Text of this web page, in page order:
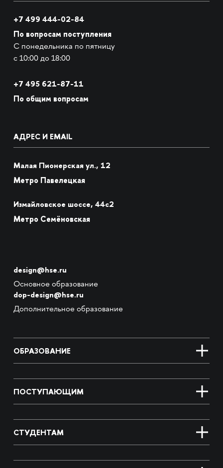
+7 499 444-02-84
По вопросам поступления
С понедельника по пятницу
с 10:00 до 18:00
+7 495 621-87-11
По общим вопросам
АДРЕС И EMAIL
Малая Пионерская ул., 12
Метро Павелецкая
Измайловское шоссе, 44с2
Метро Семёновская
design@hse.ru
Основное образование
dop-design@hse.ru
Дополнительное образование
ОБРАЗОВАНИЕ
ПОСТУПАЮЩИМ
СТУДЕНТАМ